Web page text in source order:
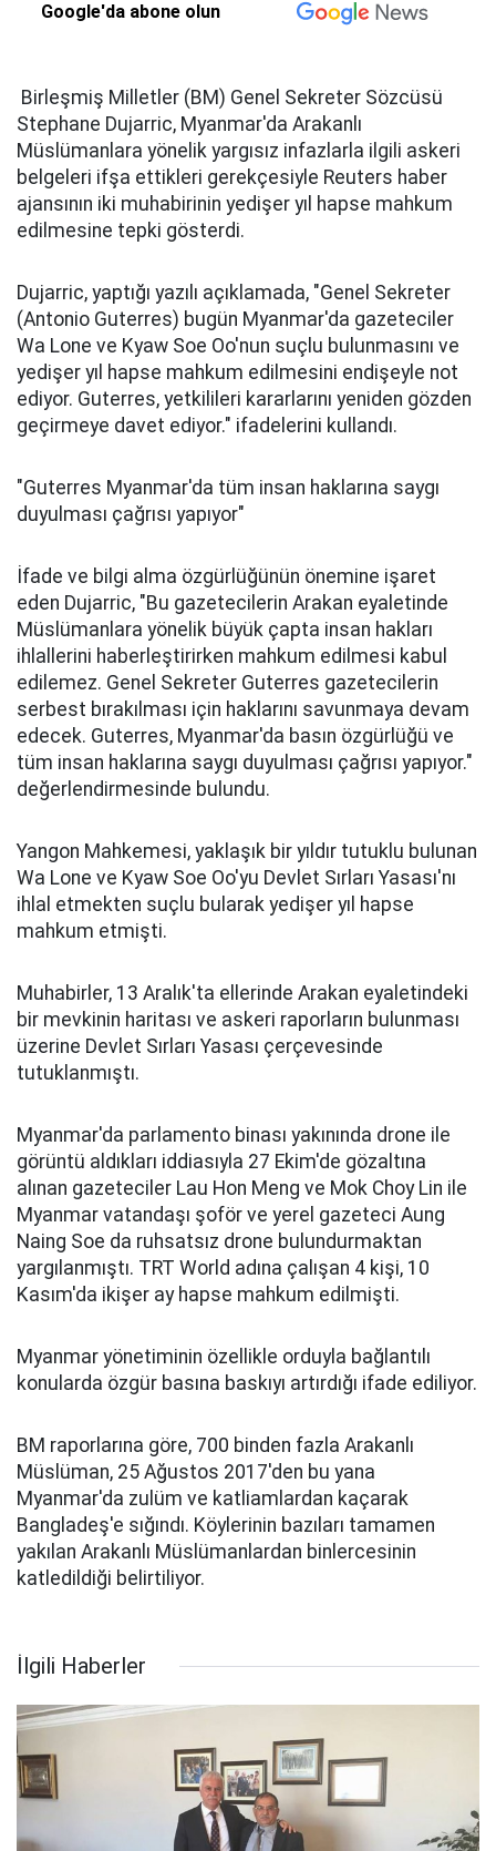
Google'da abone olun
Birleşmiş Milletler (BM) Genel Sekreter Sözcüsü
Stephane Dujarric, Myanmar'da Arakanlı
Müslümanlara yönelik yargısız infazlarla ilgili askeri
belgeleri ifşa ettikleri gerekçesiyle Reuters haber
ajansının iki muhabirinin yedişer yıl hapse mahkum
edilmesine tepki gösterdi.
Dujarric, yaptığı yazılı açıklamada, "Genel Sekreter
(Antonio Guterres) bugün Myanmar'da gazeteciler
Wa Lone ve Kyaw Soe Oo'nun suçlu bulunmasını ve
yedişer yıl hapse mahkum edilmesini endişeyle not
ediyor. Guterres, yetkilileri kararlarını yeniden gözden
geçirmeye davet ediyor." ifadelerini kullandı.
"Guterres Myanmar'da tüm insan haklarına saygı
duyulması çağrısı yapıyor"
İfade ve bilgi alma özgürlüğünün önemine işaret
eden Dujarric, "Bu gazetecilerin Arakan eyaletinde
Müslümanlara yönelik büyük çapta insan hakları
ihlallerini haberleştirirken mahkum edilmesi kabul
edilemez. Genel Sekreter Guterres gazetecilerin
serbest bırakılması için haklarını savunmaya devam
edecek. Guterres, Myanmar'da basın özgürlüğü ve
tüm insan haklarına saygı duyulması çağrısı yapıyor."
değerlendirmesinde bulundu.
Yangon Mahkemesi, yaklaşık bir yıldır tutuklu bulunan
Wa Lone ve Kyaw Soe Oo'yu Devlet Sırları Yasası'nı
ihlal etmekten suçlu bularak yedişer yıl hapse
mahkum etmişti.
Muhabirler, 13 Aralık'ta ellerinde Arakan eyaletindeki
bir mevkinin haritası ve askeri raporların bulunması
üzerine Devlet Sırları Yasası çerçevesinde
tutuklanmıştı.
Myanmar'da parlamento binası yakınında drone ile
görüntü aldıkları iddiasıyla 27 Ekim'de gözaltına
alınan gazeteciler Lau Hon Meng ve Mok Choy Lin ile
Myanmar vatandaşı şoför ve yerel gazeteci Aung
Naing Soe da ruhsatsız drone bulundurmaktan
yargılanmıştı. TRT World adına çalışan 4 kişi, 10
Kasım'da ikişer ay hapse mahkum edilmişti.
Myanmar yönetiminin özellikle orduyla bağlantılı
konularda özgür basına baskıyı artırdığı ifade ediliyor.
BM raporlarına göre, 700 binden fazla Arakanlı
Müslüman, 25 Ağustos 2017'den bu yana
Myanmar'da zulüm ve katliamlardan kaçarak
Bangladeş'e sığındı. Köylerinin bazıları tamamen
yakılan Arakanlı Müslümanlardan binlercesinin
katledildiği belirtiliyor.
İlgili Haberler